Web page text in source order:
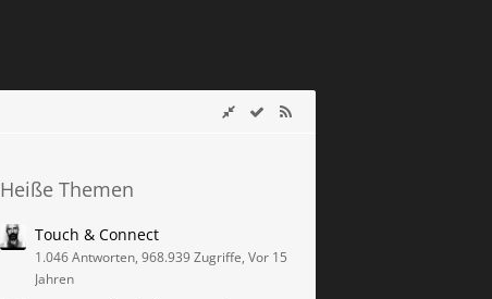
Heiße Themen
Touch & Connect
1.046 Antworten, 968.939 Zugriffe, Vor 15
Jahren